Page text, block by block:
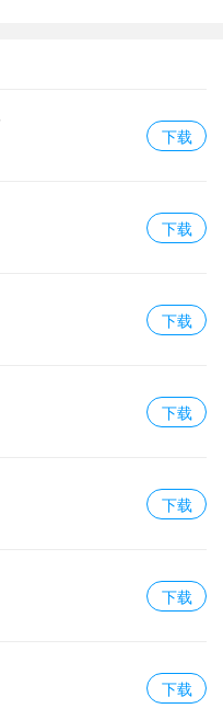
下载
下载
下载
下载
下载
下载
下载